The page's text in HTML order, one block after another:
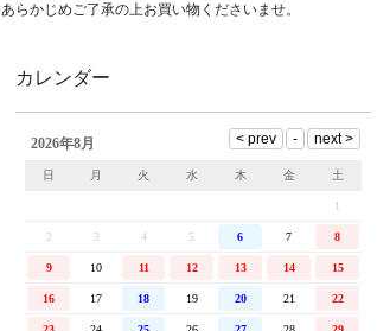
あらかじめご了承の上お買い物くださいませ。
カレンダー